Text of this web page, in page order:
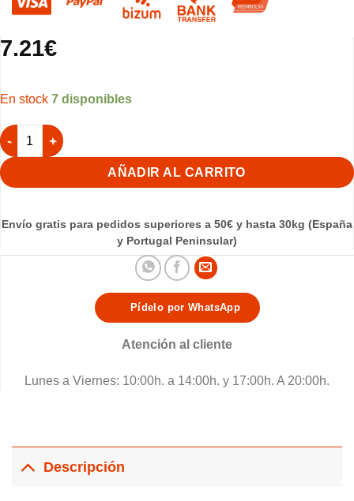
7.21€
7 disponibles
Parrochetti Soft Plus 800gr (Agapornis) cantidad
AÑADIR AL CARRITO
Envío gratis para pedidos superiores a 50€ y hasta 30kg (España
y Portugal Peninsular)
Pídelo por WhatsApp
Atención al cliente
Lunes a Viernes: 10:00h. a 14:00h. y 17:00h. A 20:00h.
Descripción